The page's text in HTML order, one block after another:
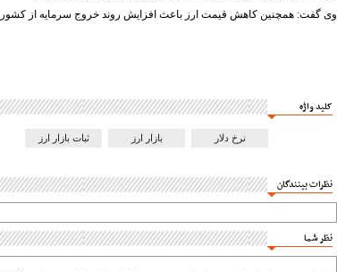
وی گفت: همچنین کاهش قیمت ارز باعث افزایش روند خروج سرمایه از
کلید واژه
نرخ دلار بازار ارز ثبات بازار ارز
نظرات بینندگان
نظر شما